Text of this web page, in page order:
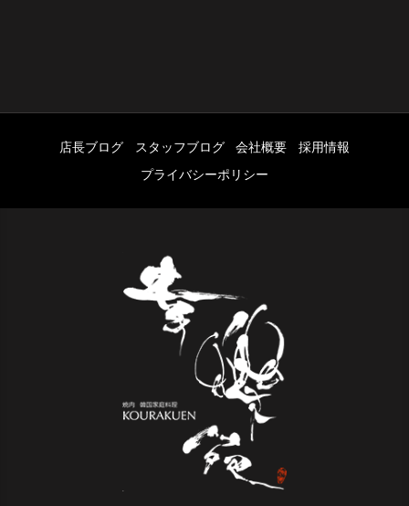
店長ブログ スタッフブログ 会社概要
採用情報
プライバシーポリシー